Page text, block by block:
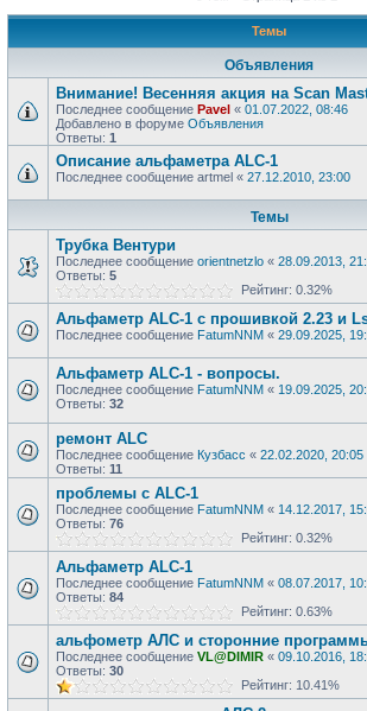
Темы
Объявления
Внимание! Весенняя акция на Scan
Последнее сообщение Pavel « 01.07.2022, 08:46
Добавлено в форуме Объявления
Ответы: 1
Описание альфаметра ALC-1
Последнее сообщение artmel « 27.12.2010, 23:00
Темы
Трубка Вентури
Последнее сообщение orientnetzlo « 28.09.2013,
Ответы: 5
Рейтинг: 0.32%
Альфаметр ALC-1 с прошивкой 2.23 и
Последнее сообщение FatumNNM « 29.09.2025,
Альфаметр ALC-1 - вопросы.
Последнее сообщение FatumNNM « 19.09.2025,
Ответы: 32
ремонт ALC
Последнее сообщение Кузбасс « 22.02.2020, 20:05
Ответы: 11
проблемы с ALC-1
Последнее сообщение FatumNNM « 14.12.2017,
Ответы: 76
Рейтинг: 0.32%
Aльфаметр ALC-1
Последнее сообщение FatumNNM « 08.07.2017,
Ответы: 84
Рейтинг: 0.63%
альфометр АЛС и сторонние
Последнее сообщение VL@DIMIR « 09.10.2016,
Ответы: 30
Рейтинг: 10.41%